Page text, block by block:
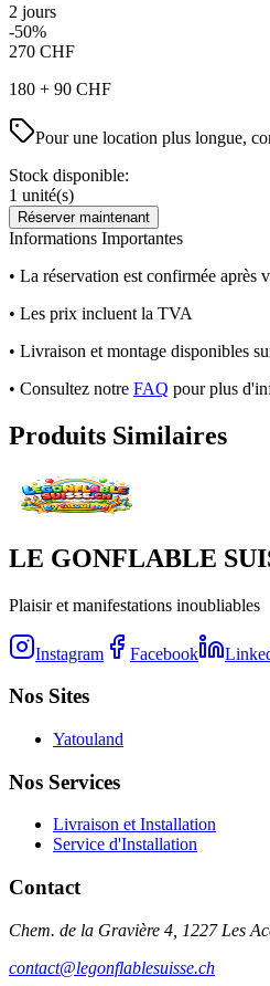
2 jours
-50%
270 CHF
180 + 90 CHF
Pour une location plus longue,
Stock disponible:
1 unité(s)
Réserver maintenant
Informations Importantes
• La réservation est confirmée
• Les prix incluent la TVA
• Livraison et montage disponibles
• Consultez notre FAQ pour plus
Produits Similaires
LE GONFLABLE
Plaisir et manifestations inoubliables
Instagram Facebook
Nos Sites
Yatouland
Nos Services
Livraison et Installation
Service d'Installation
Contact
Chem. de la Gravière 4, 1227 Les
contact@legonflablesuisse.ch